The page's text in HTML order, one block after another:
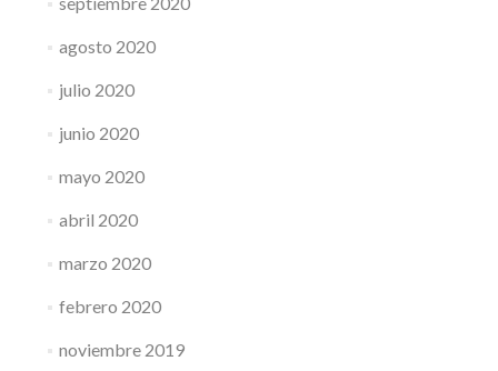
agosto 2020
julio 2020
junio 2020
mayo 2020
abril 2020
marzo 2020
febrero 2020
noviembre 2019